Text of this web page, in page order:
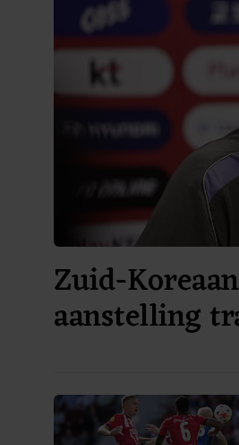
Zuid-
aanstelling